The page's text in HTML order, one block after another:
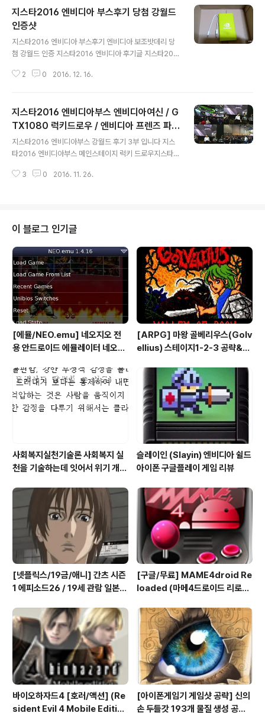
디아여신 GTX1080 럭키드로우 / 엔비디아 프렌즈 파티
후기 지스타2016 엔비디아부스 지포스 VR 체험관 커스텀
PC존 강월드 후기1부 지스타2016 엔비디아는 감동의 무
대였습니다! 저를 먼저 알아봐주시네요!! 엔비디아 페북 X
프렌즈 파티 신청 (~11.9마감 / 부산 벡스코 더파티..
지스타2016 엔비디아 부스후기 당첨 강월드
인증샷
지스타2016 엔비디아 부스후기 엔비디아 보조밧데리 당
첨 강월드 인증 지스타2016 엔비디아 후기글 지스타201
데리 당첨되었습니다 언제봐도 엔비디아 특유의 연두 색감
받은 엔비디아 보조밧데리 2개 있습니다 요즘에는 외출하
면 항상 보조밧데리를 꼭 챙겨가는데2017년에도 엔비디
아와 항상 함께 할것 같네요 흐뭇!! 새로운 이벤트 소식으로
강월드 반드시 돌아옵니다
2 0 2016. 12. 16.
지스타2016 엔비디아부스 엔비디아여신 / G
TX1080 럭키드로우 / 엔비디아 프렌즈 파티
강월드 후기3부 (G-Star 2016 Nvidia Kor
ea)
지스타2016 엔비디아부스 강월드 후기 3부 입니다 지스
타2016 엔비디아부스 메인스테이지 럭키 드로우지스타2
여신 엔비디아모델 일정 : 2016.11.17~ 11.20 (4일간 개
래의 영상을 꼭 보세요 사진과 글은 거들뿐.. [지스타 201
6 영상후기 #5] 지스타2016 엔비디아부스 메인 스테이
지 럭키 드로우 작년에 비해 더욱 넓어진 지스타2016 엔
비디아부스 만큼이나 알찬 프로그램과 풍부한 이벤트 그리
고 특별한 경품으로 가득했던 지포스 메인 스테이지 럭키
드로우입니다 엔비디아 존을..
3 0 2016. 11. 26.
이 블로그 인기글
[에뮬/NEO.emu] 네오지오 전
용 안드로이드 에뮬레이터 네오지
폰 테이크HD Android Emul G
ame)
[ARPG] 마왕 골베리우스(Golv
ellius) 스테이지1-2-3 공략&맵
사회복지실천기술론 사회복지 실
천을 기술하는데 잇어서 위기 개입
개입 과정을 설명하시오
슬레이인 (Slayin) 엔비디아 쉴드
아이폰 구글플레이 게임 리뷰
[넷플릭스/19금/애니] 간츠 시즌
1 에피소드26 / 19세 관람 일본
[구글/무료] MAME4droid Re
loaded (마메4드로이드 리로디
os & rooms 게임폰
바이오하자드4 [호러/액션] (Re
sident Evil 4 Mobile Editio
[아이폰게임기 게임샷 공략] 신의
손 두들갓 193개 물질 생성 공략